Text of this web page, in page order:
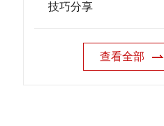
技巧分享
查看全部